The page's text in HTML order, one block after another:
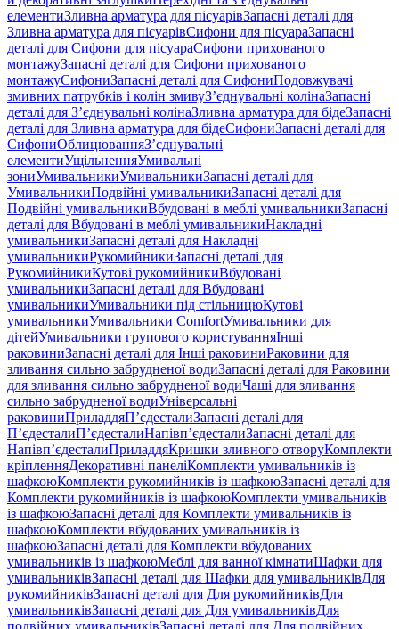
елементиЗливна арматура для пісуарівЗапасні деталі для
Зливна арматура для пісуарівСифони для пісуараЗапасні
деталі для Сифони для пісуараСифони прихованого
монтажуЗапасні деталі для Сифони прихованого
монтажуСифониЗапасні деталі для СифониПодовжувачі
змивних патрубків і колін змивуЗ’єднувальні колінаЗапасні
деталі для З’єднувальні колінаЗливна арматура для бідеЗапасні
деталі для Зливна арматура для бідеСифониЗапасні деталі для
СифониОблицюванняЗ’єднувальні
елементиУщільненняУмивальні
зониУмивальникиУмивальникиЗапасні деталі для
УмивальникиПодвійні умивальникиЗапасні деталі для
Подвійні умивальникиВбудовані в меблі умивальникиЗапасні
деталі для Вбудовані в меблі умивальникиНакладні
умивальникиЗапасні деталі для Накладні
умивальникиРукомийникиЗапасні деталі для
РукомийникиКутові рукомийникиВбудовані
умивальникиЗапасні деталі для Вбудовані
умивальникиУмивальники під стільницюКутові
умивальникиУмивальники ComfortУмивальники для
дітейУмивальники групового користуванняІнші
раковиниЗапасні деталі для Інші раковиниРаковини для
зливання сильно забрудненої водиЗапасні деталі для Раковини
для зливання сильно забрудненої водиЧаші для зливання
сильно забрудненої водиУніверсальні
раковиниПриладдяП’єдесталиЗапасні деталі для
П’єдесталиП’єдесталиНапівп’єдесталиЗапасні деталі для
Напівп’єдесталиПриладдяКришки зливного отворуКомплекти
кріпленняДекоративні панеліКомплекти умивальників із
шафкоюКомплекти рукомийників із шафкоюЗапасні деталі для
Комплекти рукомийників із шафкоюКомплекти умивальників
із шафкоюЗапасні деталі для Комплекти умивальників із
шафкоюКомплекти вбудованих умивальників із
шафкоюЗапасні деталі для Комплекти вбудованих
умивальників із шафкоюМеблі для ванної кімнатиШафки для
умивальниківЗапасні деталі для Шафки для умивальниківДля
рукомийниківЗапасні деталі для Для рукомийниківДля
умивальниківЗапасні деталі для Для умивальниківДля
подвійних умивальниківЗапасні деталі для Для подвійних